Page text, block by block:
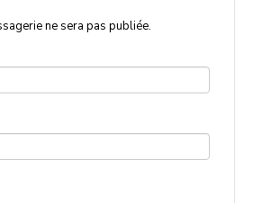
ne sera pas publiée.